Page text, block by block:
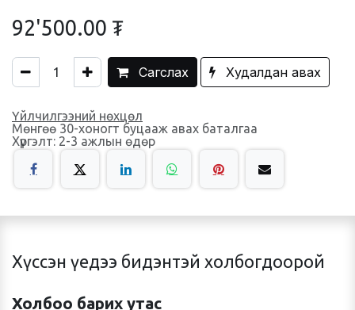
92'500.00 ₮
Сагслах Худалдан авах
Үйлчилгээний нөхцөл
Мөнгөө 30-хоногт буцааж авах баталгаа
Хүргэлт: 2-3 ажлын өдөр
Хүссэн үедээ бидэнтэй холбогдоорой
Холбоо барих утас